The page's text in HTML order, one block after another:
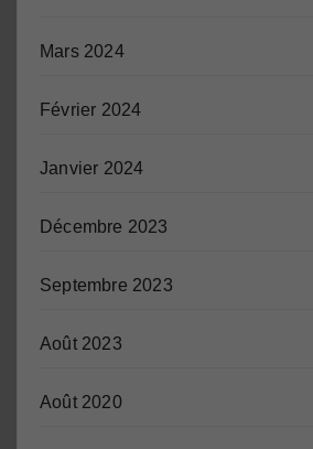
Mars 2024
Février 2024
Janvier 2024
Décembre 2023
Septembre 2023
Août 2023
Août 2020